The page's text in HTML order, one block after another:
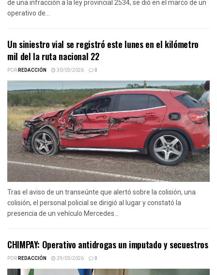
de una infracción a la ley provincial 2534, se dió en el marco de un
operativo de...
Un siniestro vial se registró este lunes en el kilómetro
mil del la ruta nacional 22
PORREDACCIÓN 30/03/2026 0
Tras el aviso de un transeúnte que alertó sobre la colisión, una
colisión, el personal policial se dirigió al lugar y constató la
presencia de un vehículo Mercedes...
CHIMPAY: Operativo antidrogas un imputado y secuestros
PORREDACCIÓN 29/03/2026 0